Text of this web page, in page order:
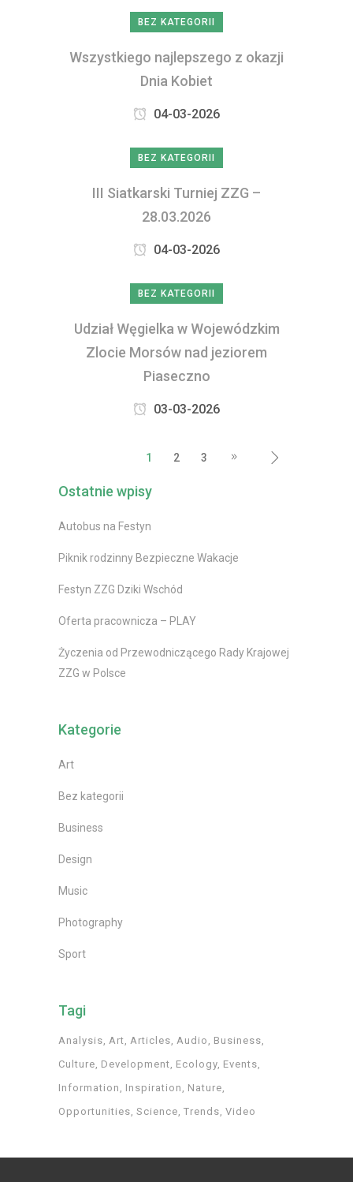
BEZ KATEGORII
Wszystkiego najlepszego z okazji
Dnia Kobiet
04-03-2026
BEZ KATEGORII
III Siatkarski Turniej ZZG –
28.03.2026
04-03-2026
BEZ KATEGORII
Udział Węgielka w Wojewódzkim
Zlocie Morsów nad jeziorem
Piaseczno
03-03-2026
1 2 3
Ostatnie wpisy
Autobus na Festyn
Piknik rodzinny Bezpieczne Wakacje
Festyn ZZG Dziki Wschód
Oferta pracownicza – PLAY
Życzenia od Przewodniczącego Rady Krajowej
ZZG w Polsce
Kategorie
Art
Bez kategorii
Business
Design
Music
Photography
Sport
Tagi
Analysis Art Articles Audio
Business
Culture Development Ecology Events
Information
Inspiration
Nature
Opportunities Science Trends Video